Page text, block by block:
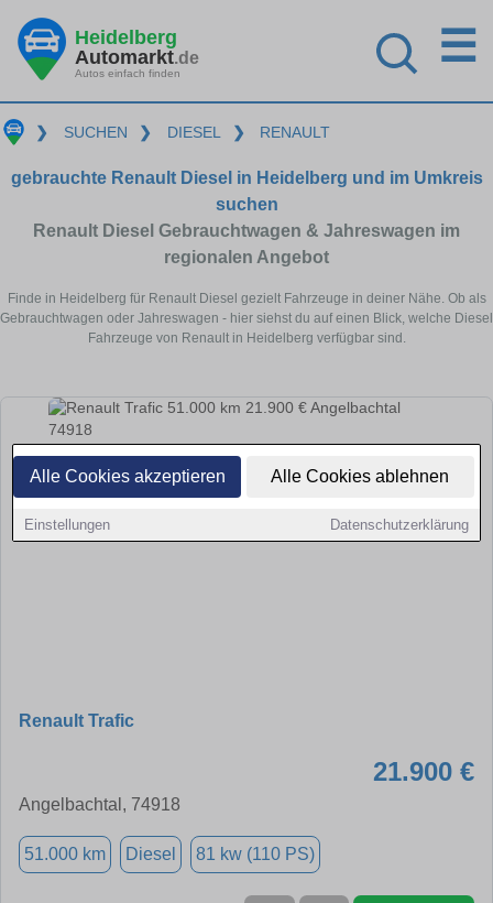
Alle Cookies akzeptieren Alle Cookies ablehnen
Einstellungen Datenschutzerklärung
Heidelberg
Automarkt.de
Autos einfach finden
☰
❯ SUCHEN ❯ DIESEL ❯ RENAULT
gebrauchte Renault Diesel in Heidelberg und im Umkreis
suchen
Renault Diesel Gebrauchtwagen & Jahreswagen im
regionalen Angebot
Finde in Heidelberg für Renault Diesel gezielt Fahrzeuge in deiner Nähe. Ob als
Gebrauchtwagen oder Jahreswagen - hier siehst du auf einen Blick, welche Diesel
Fahrzeuge von Renault in Heidelberg verfügbar sind.
Renault Trafic
21.900 €
Angelbachtal, 74918
51.000 km Diesel 81 kw (110 PS)